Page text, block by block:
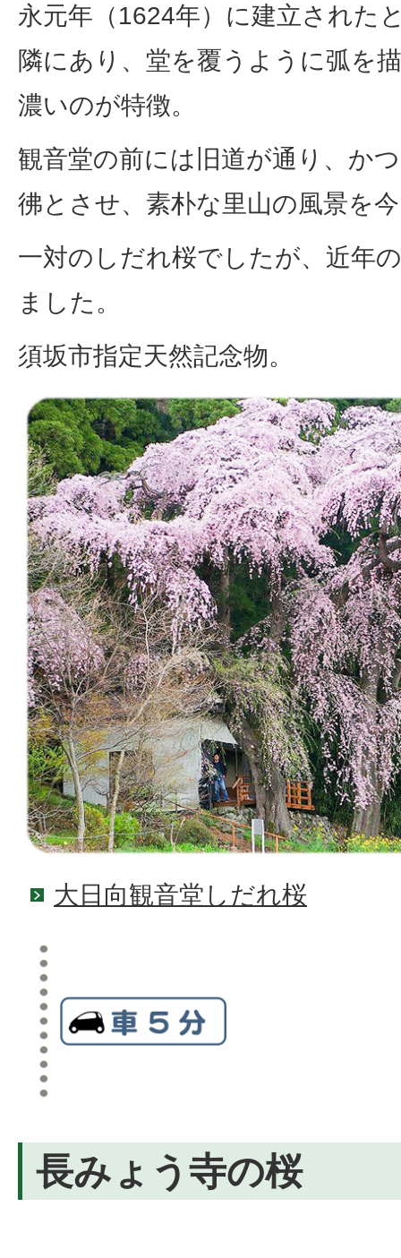
永元年（1624年）に建立された
隣にあり、堂を覆うように弧を
濃いのが特徴。
観音堂の前には旧道が通り、か
彿とさせ、素朴な里山の風景を
一対のしだれ桜でしたが、近年
ました。
須坂市指定天然記念物。
大日向観音堂しだれ桜
長みょう寺の桜